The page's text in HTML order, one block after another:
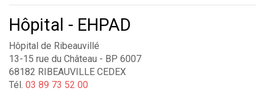
Hôpital - EHPAD
Hôpital de Ribeauvillé
13-15 rue du Château - BP 6007
68182 RIBEAUVILLE CEDEX
Tél. 03 89 73 52 00